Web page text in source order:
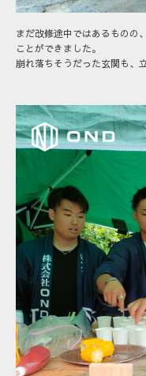
まだ改修途中ではあるものの
ことができました。
崩れ落ちそうだった玄関も、